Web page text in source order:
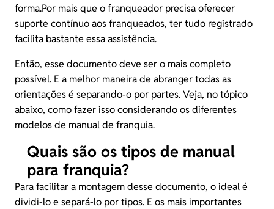
forma.Por mais que o franqueador precisa oferecer
suporte contínuo aos franqueados, ter tudo registrado
facilita bastante essa assistência.
Então, esse documento deve ser o mais completo
possível. E a melhor maneira de abranger todas as
orientações é separando-o por partes. Veja, no tópico
abaixo, como fazer isso considerando os diferentes
modelos de manual de franquia.
Quais são os tipos de manual
para franquia?
Para facilitar a montagem desse documento, o ideal é
dividi-lo e separá-lo por tipos. E os mais importantes